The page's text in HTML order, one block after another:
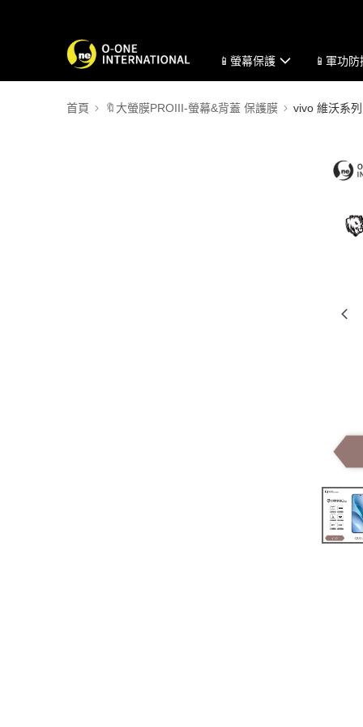
📱螢幕保護 📱軍功
首頁 🔖大螢膜PROIII-螢幕&背蓋 保護膜 vivo 維沃系列